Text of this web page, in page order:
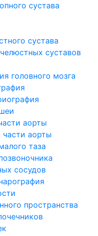
сустава
сустава
суставов
головного мозга
аорты
аорты
таза
сосудов
пространства